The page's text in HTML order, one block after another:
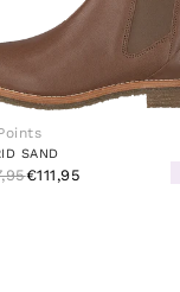
SAND
€111,95